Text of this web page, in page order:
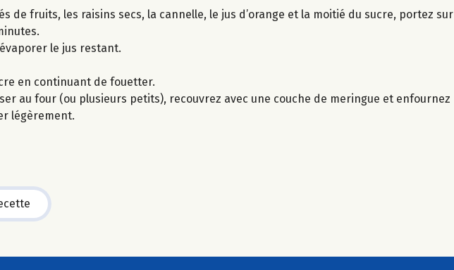
de fruits, les raisins secs, la cannelle, le jus d’orange et la moitié du sucre, portez sur
le jus restant.
en continuant de fouetter.
au four (ou plusieurs petits), recouvrez avec une couche de meringue et enfournez
légèrement.